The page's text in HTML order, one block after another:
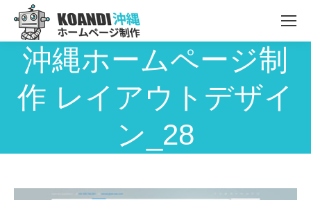
沖縄ホームページ制
作 レイアウトデザイ
ン_28